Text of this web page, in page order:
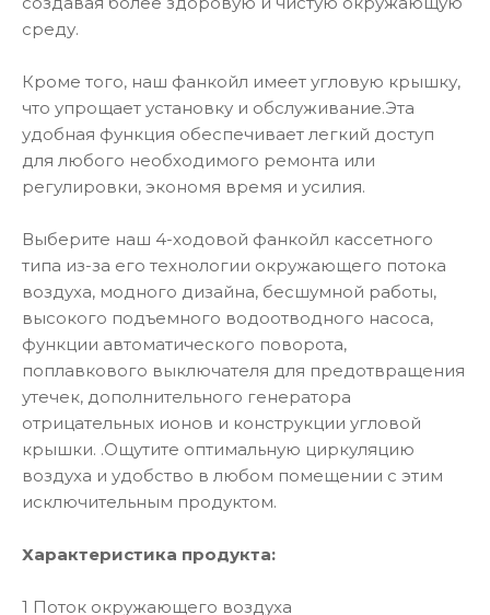
среду.
Кроме того, наш фанкойл имеет угловую крышку,
что упрощает установку и обслуживание.Эта
удобная функция обеспечивает легкий доступ
для любого необходимого ремонта или
регулировки, экономя время и усилия.
Выберите наш 4-ходовой фанкойл кассетного
типа из-за его технологии окружающего потока
воздуха, модного дизайна, бесшумной работы,
высокого подъемного водоотводного насоса,
функции автоматического поворота,
поплавкового выключателя для предотвращения
утечек, дополнительного генератора
отрицательных ионов и конструкции угловой
крышки. .Ощутите оптимальную циркуляцию
воздуха и удобство в любом помещении с этим
исключительным продуктом.
Характеристика продукта:
1 Поток окружающего воздуха